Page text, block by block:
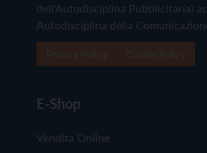
dell'Autodisciplina Pubblicitaria)
Autodisciplina della
E-Shop
Vendita Online